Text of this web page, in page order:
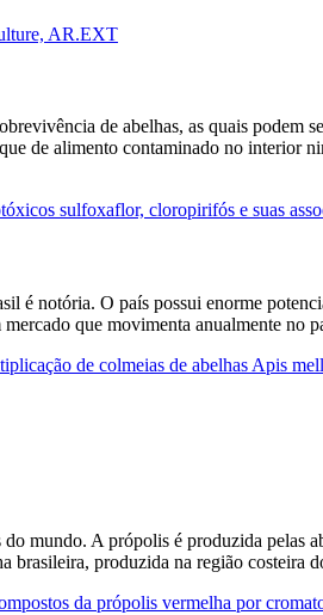
AR.EXT
de abelhas, as quais podem
de alimento contaminado no
sulfoxaflor, cloropirifós e suas
é notória. O país possui enorme
que movimenta anualmente
de colmeias de abelhas Apis
mundo. A própolis é produzida pelas
brasileira, produzida na região
da própolis vermelha por